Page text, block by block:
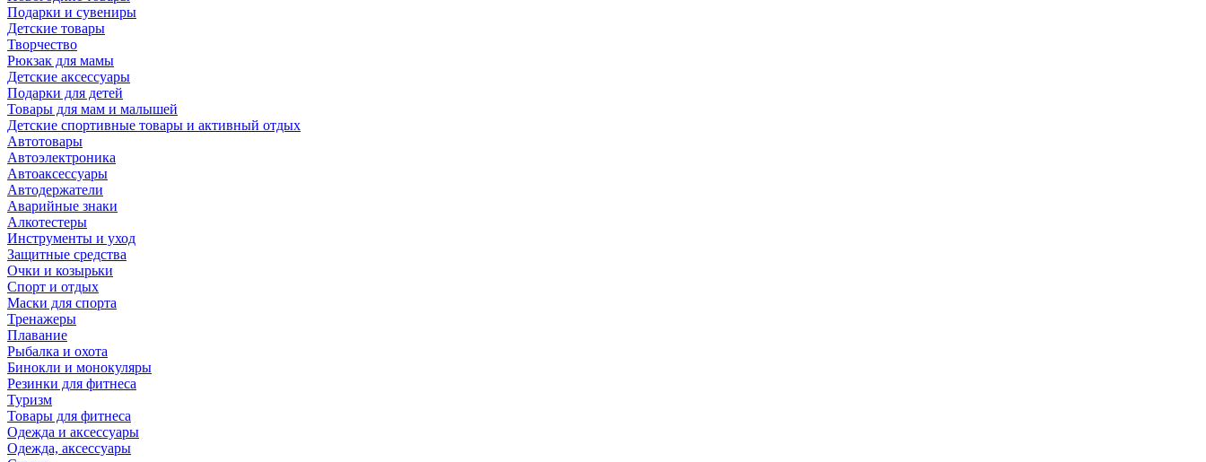
Подарки и сувениры
Детские товары
Творчество
Рюкзак для мамы
Детские аксессуары
Подарки для детей
Товары для мам и малышей
Детские спортивные товары и активный отдых
Автотовары
Автоэлектроника
Автоаксессуары
Автодержатели
Аварийные знаки
Алкотестеры
Инструменты и уход
Защитные средства
Очки и козырьки
Спорт и отдых
Маски для спорта
Тренажеры
Плавание
Рыбалка и охота
Бинокли и монокуляры
Резинки для фитнеса
Туризм
Товары для фитнеса
Одежда и аксессуары
Одежда, аксессуары